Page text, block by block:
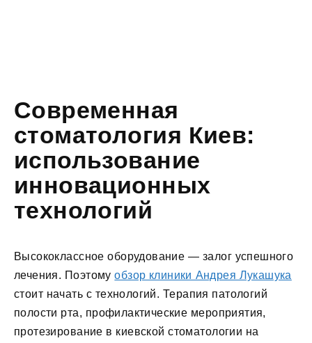
Современная
стоматология Киев:
использование
инновационных
технологий
Высококлассное оборудование — залог успешного
лечения. Поэтомуобзор клиники Андрея Лукашука
стоит начать с технологий. Терапия патологий
полости рта, профилактические мероприятия,
протезирование в киевской стоматологии на